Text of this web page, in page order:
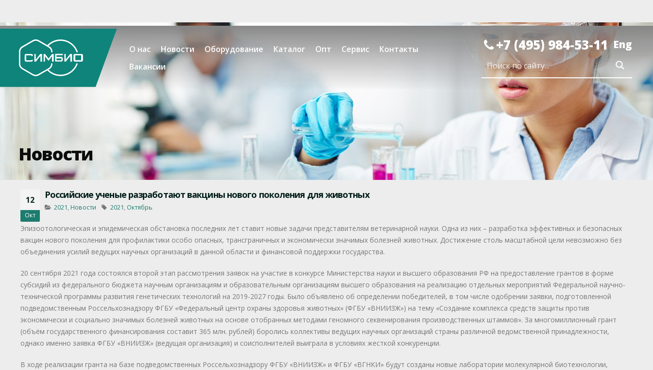
О нас Новости Оборудование Каталог Опт Сервис
Контакты
Вакансии
+7 (495) 984-53-11 Eng
Новости
12
Окт
Российские ученые разработают вакцины нового поколения для животных
2021,Новости 2021, Октябрь
Эпизоотологическая и эпидемическая обстановка последних лет ставит новые задачи представителям ветеринарной науки. Одна из них – разработка эффективных и безопасных
вакцин нового поколения для профилактики особо опасных, трансграничных и экономически значимых болезней животных. Достижение столь масштабной цели невозможно без
объединения усилий ведущих научных организаций в данной области и финансовой поддержки государства.
20 сентября 2021 года состоялся второй этап рассмотрения заявок на участие в конкурсе Министерства науки и высшего образования РФ на предоставление грантов в форме
субсидий из федерального бюджета научным организациям и образовательным организациям высшего образования на реализацию отдельных мероприятий Федеральной научно-
технической программы развития генетических технологий на 2019-2027 годы. Было объявлено об определении победителей, в том числе одобрении заявки, подготовленной
подведомственным Россельхознадзору ФГБУ «Федеральный центр охраны здоровья животных» (ФГБУ «ВНИИЗЖ») на тему «Создание комплекса средств защиты против
экономически и социально значимых болезней животных на основе отобранных методами геномного секвенирования производственных штаммов». За многомиллионный грант
(объём государственного финансирования составит 365 млн. рублей) боролись коллективы ведущих научных организаций страны различной ведомственной принадлежности,
однако именно заявка ФГБУ «ВНИИЗЖ» (ведущая организация) и соисполнителей выиграла в условиях жесткой конкуренции.
В ходе реализации гранта на базе подведомственных Россельхознадзору ФГБУ «ВНИИЗЖ» и ФГБУ «ВГНКИ» будут созданы новые лаборатории молекулярной биотехнологии,